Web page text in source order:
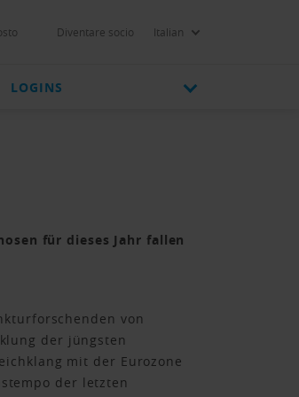
Diventare socio Italian
LOGINS
für dieses Jahr fallen
von
der jüngsten
mit der Eurozone
der letzten